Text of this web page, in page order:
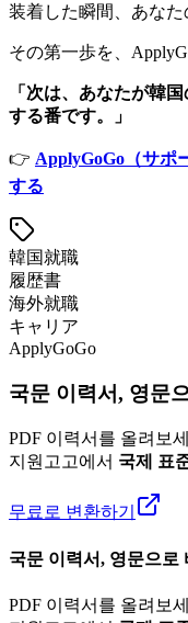
装着した瞬間、あなた
その第一歩を、
「次は、あなたが韓
する番です。」
👉 ApplyGoGo（サポ
する
韓国就職
履歴書
海外就職
キャリア
ApplyGoGo
국문 이력서, 영문
PDF 이력서를 올려보
지원고고에서 국제 표
무료로 변환하기
국문 이력서, 영문으로
PDF 이력서를 올려보